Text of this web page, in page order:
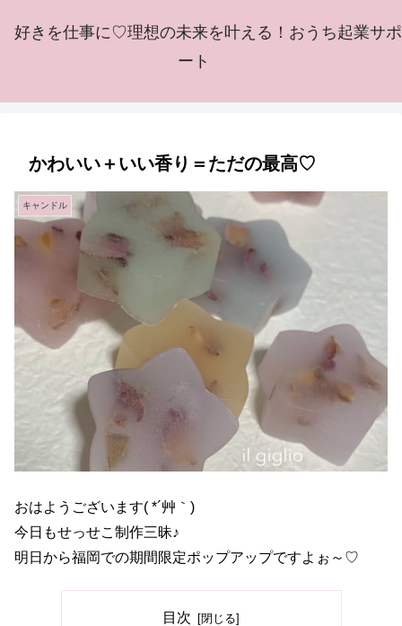
好きを仕事に♡理想の未来を叶える！おうち起業サポ
ート
かわいい＋いい香り＝ただの最高♡
キャンドル
おはようございます( *´艸｀)
今日もせっせこ制作三昧♪
明日から福岡での期間限定ポップアップですよぉ～♡
目次